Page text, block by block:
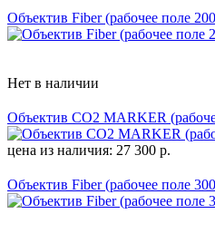
Объектив Fiber (рабочее поле
Нет в наличии
Объектив CO2 MARKER
цена из наличия: 27 300 р.
Объектив Fiber (рабочее поле